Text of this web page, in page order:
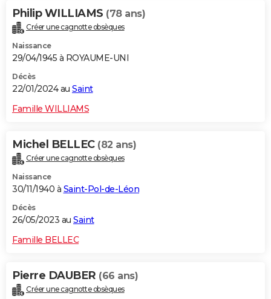
Philip WILLIAMS (78 ans)
Créer une cagnotte obsèques
Naissance
29/04/1945 à ROYAUME-UNI
Décès
22/01/2024 au Saint
Famille WILLIAMS
Michel BELLEC (82 ans)
Créer une cagnotte obsèques
Naissance
30/11/1940 à Saint-Pol-de-Léon
Décès
26/05/2023 au Saint
Famille BELLEC
Pierre DAUBER (66 ans)
Créer une cagnotte obsèques